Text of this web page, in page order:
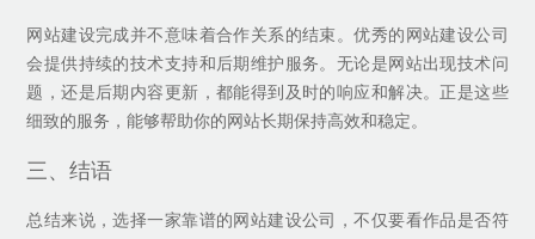
网站建设完成并不意味着合作关系的结束。优秀的网站建设公司
会提供持续的技术支持和后期维护服务。无论是网站出现技术问
题，还是后期内容更新，都能得到及时的响应和解决。正是这些
细致的服务，能够帮助你的网站长期保持高效和稳定。
三、结语
总结来说，选择一家靠谱的网站建设公司，不仅要看作品是否符